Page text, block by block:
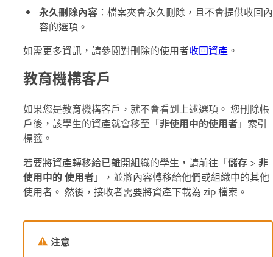
永久刪除內容 ：檔案夾會永久刪除，且不會提供收回內
容的選項。
如需更多資訊，請參閱對刪除的使用者收回資產 。
教育機構客戶
如果您是教育機構客戶，就不會看到上述選項。 您刪除帳
戶後，該學生的資產就會移至「非使用中的使用者」索引
標籤。
若要將資產轉移給已離開組織的學生，請前往「儲存 > 非
使用中的 使用者」，並將內容轉移給他們或組織中的其他
使用者。 然後，接收者需要將資產下載為 zip 檔案。
注意